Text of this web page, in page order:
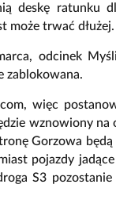
deskę ratunku
może trwać dłużej.
odcinek
zablokowana.
więc
wznowiony na
Gorzowa będą
pojazdy
S3